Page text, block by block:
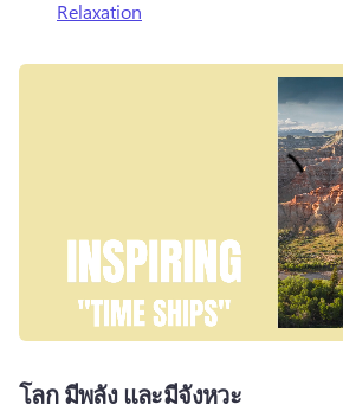
Relaxation
โลก มีพลัง และมีจังหวะ